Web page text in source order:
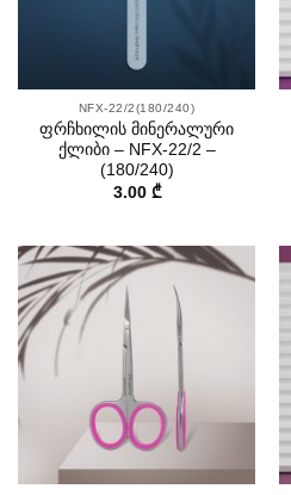
NFX-22/2(180/240)
ფრჩხილის მინერალური
ქლიბი – NFX-22/2 –
(180/240)
3.00 ₾